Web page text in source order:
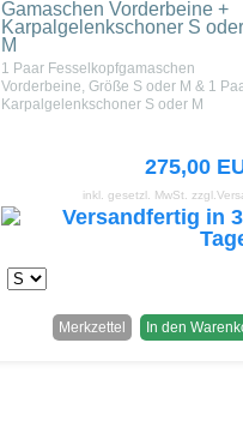
Gamaschen Vorderbeine +
Karpalgelenkschoner S oder
M
1 Paar Fesselkopfgamaschen
Vorderbeine, Größe S oder M & 1
Karpalgelenkschoner S oder M
275,00
inkl. gesetzl. MwSt.
In den
Merkzettel